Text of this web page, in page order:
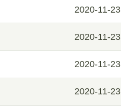
2020-11-23
2020-11-23
2020-11-23
2020-11-23